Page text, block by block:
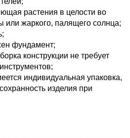
растения в целости во
или жаркого, палящего солнца;
фундамент;
конструкции не требует
индивидуальная упаковка,
изделия при